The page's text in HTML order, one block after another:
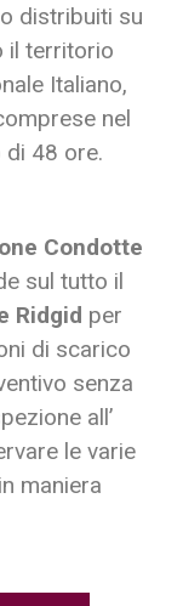
distribuiti su
il territorio
Italiano,
nel
di 48 ore.
Condotte
sul tutto il
Ridgid per
di scarico
senza
all’
le varie
maniera